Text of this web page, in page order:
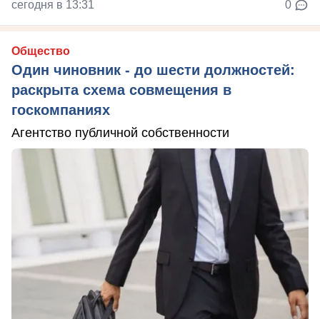
сегодня в 13:31 0
Общество
Один чиновник - до шести должностей:
раскрыта схема совмещения в
госкомпаниях
Агентство публичной собственности